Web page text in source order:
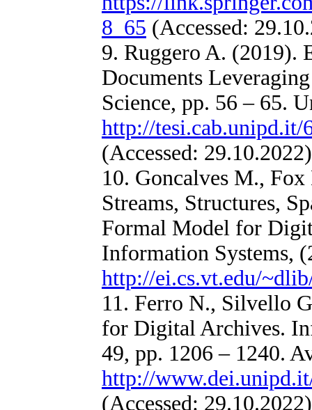
8_65 (Accessed:
9. Ruggero A. (2019).
Documents
Science, pp. 56 – 65.
http://tesi.cab.unipd.it/
(Accessed:
10. Goncalves M.,
Streams, Structures,
Formal Model for
Information Systems,
http://ei.cs.vt.edu/
11. Ferro N., Silvello
for Digital Archives.
49, pp. 1206 – 1240.
http://
(Accessed: